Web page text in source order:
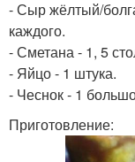
- Сыр жёлтый/
каждого.
- Сметана - 1, 5
- Яйцо - 1 штука.
- Чеснок - 1
Приготовление: